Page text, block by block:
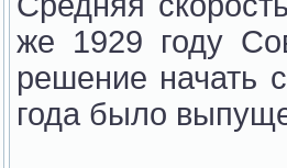
же 1929 году
решение начать
года было